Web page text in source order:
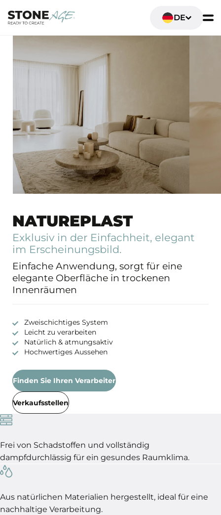
DE
NATUREPLAST
Exklusiv in der Einfachheit, elegant
im Erscheinungsbild.
Einfache Anwendung, sorgt für eine
elegante Oberfläche in trockenen
Innenräumen
Zweischichtiges System
Leicht zu verarbeiten
Natürlich & atmungsaktiv
Hochwertiges Aussehen
Finden Sie Ihren Verarbeiter
Verkaufsstellen
Frei von Schadstoffen und vollständig
dampfdurchlässig für ein gesundes Raumklima.
Aus natürlichen Materialien hergestellt, ideal für eine
nachhaltige Verarbeitung.